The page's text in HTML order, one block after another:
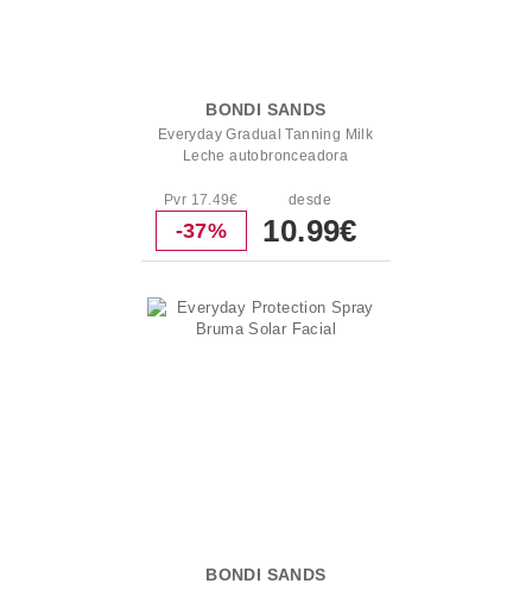
BONDI SANDS
Everyday Gradual Tanning Milk
Leche autobronceadora
Pvr 17.49€
-37%
desde
10.99€
BONDI SANDS